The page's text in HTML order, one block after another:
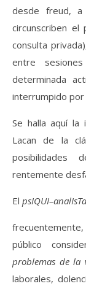
desde freud, a
circunscriben el
consulta
entre
determinada
interrumpido
Se halla aquí la
Lacan de la
posibilidades
rentemente
El psIQUI–analIsTa
público
problemas de la
laborales,